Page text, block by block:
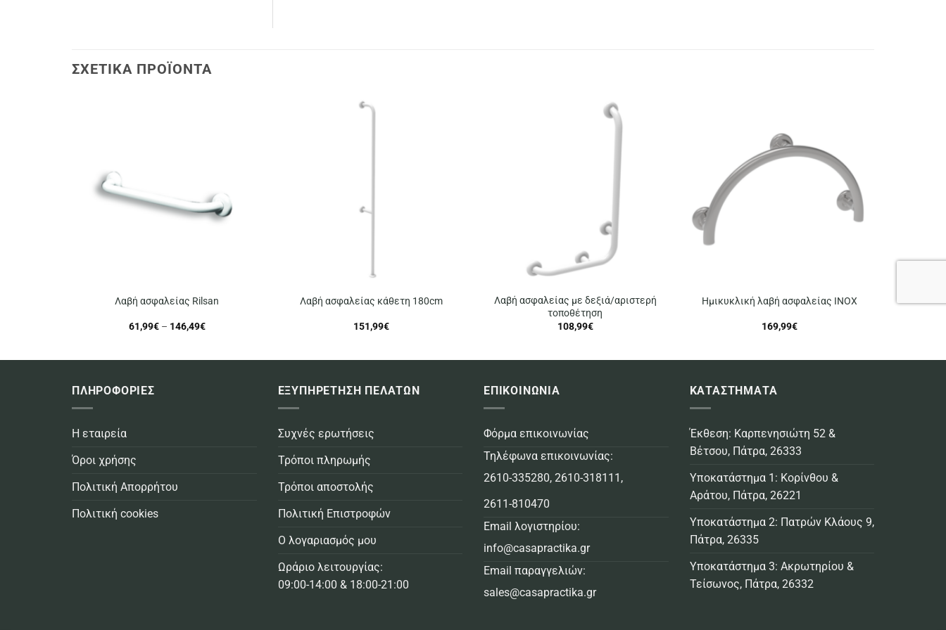
ΣΧΕΤΙΚΆ ΠΡΟΪΌΝΤΑ
Λαβή ασφαλείας Rilsan
61,99€ – 146,49€Price
Λαβή ασφαλείας κάθετη 180cm
151,99€
Λαβή ασφαλείας με δεξιά/αριστερή
τοποθέτηση
108,99€
Ημικυκλική λαβή ασφαλείας ΙΝΟΧ
169,99€
ΠΛΗΡΟΦΟΡΙΕΣ
Η εταιρεία
Όροι χρήσης
Πολιτική Απορρήτου
Πολιτική cookies
ΕΞΥΠΗΡΕΤΗΣΗ ΠΕΛΑΤΩΝ
Συχνές ερωτήσεις
Τρόποι πληρωμής
Τρόποι αποστολής
Πολιτική Επιστροφών
Ο λογαριασμός μου
Ωράριο λειτουργίας:
09:00-14:00 & 18:00-21:00
ΕΠΙΚΟΙΝΩΝΙΑ
Φόρμα επικοινωνίας
Τηλέφωνα επικοινωνίας:
2610-335280, 2610-318111 ,
2611-810470
Email λογιστηρίου:
info@casapractika.gr
Email παραγγελιών:
sales@casapractika.gr
ΚΑΤΑΣΤΗΜΑΤΑ
Έκθεση: Καρπενησιώτη 52 &
Βέτσου, Πάτρα, 26333
Υποκατάστημα 1: Κορίνθου &
Αράτου, Πάτρα, 26221
Υποκατάστημα 2: Πατρών Κλάους 9,
Πάτρα, 26335
Υποκατάστημα 3: Ακρωτηρίου &
Τείσωνος, Πάτρα, 26332